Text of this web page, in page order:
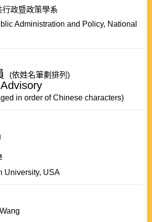
行政暨政策學系
Administration and Policy, National
(依姓名筆劃排列)
in order of Chinese characters)
University, USA